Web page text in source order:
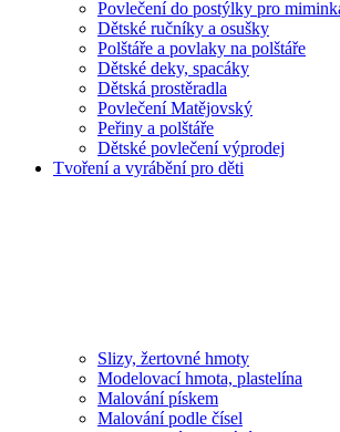
Povlečení do postýlky pro
Dětské ručníky a osušky
Polštáře a povlaky na polštáře
Dětské deky, spacáky
Dětská prostěradla
Povlečení Matějovský
Peřiny a polštáře
Dětské povlečení výprodej
Tvoření a vyrábění pro děti
Slizy, žertovné hmoty
Modelovací hmota, plastelína
Malování pískem
Malování podle čísel